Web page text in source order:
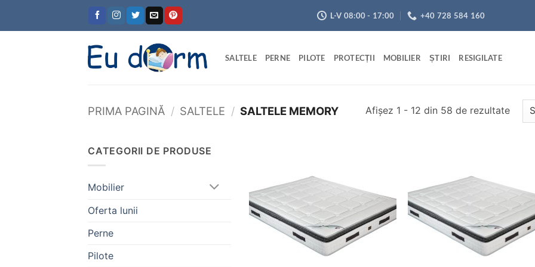
L-V 08:00 - 17:00 +40 728 584 160
SALTELE PERNE PILOTE PROTECȚII MOBILIER ȘTIRI RESIGILATE
PRIMA PAGINĂ / SALTELE / SALTELE MEMORY Afișez 1 - 12 din 58 de rezultate
după
mare
CATEGORII DE PRODUSE
Mobilier
Oferta lunii
Perne
Pilote
wishlist